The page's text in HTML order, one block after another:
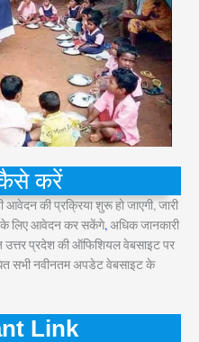
करें
आवेदन की प्रक्रिया शुरू हो जाएगी, जारी
लिए आवेदन कर सकेंगे,अधिक जानकारी
प्रदेश की ऑफिशियल वेबसाइट पर
सभी नवीनतम अपडेट वेबसाइट के
Link